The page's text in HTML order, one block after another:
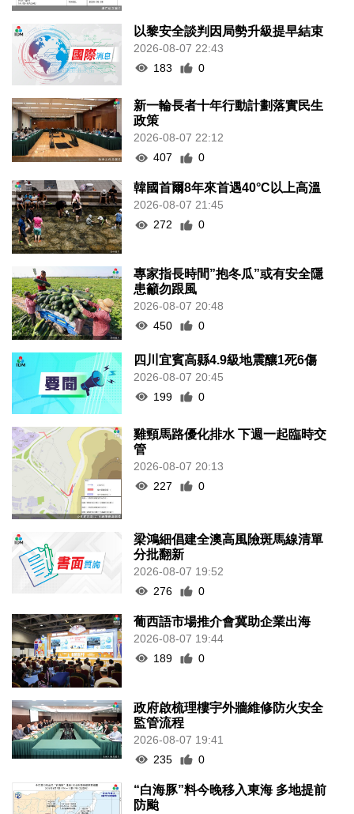
以黎安全談判因局勢升級提早結束
2026-08-07 22:43
183
0
新一輪長者十年行動計劃落實民生
政策
2026-08-07 22:12
407
0
韓國首爾8年來首遇40°C以上高溫
2026-08-07 21:45
272
0
專家指長時間”抱冬瓜”或有安全隱
患籲勿跟風
2026-08-07 20:48
450
0
四川宜賓高縣4.9級地震釀1死6傷
2026-08-07 20:45
199
0
雞頸馬路優化排水 下週一起臨時交
管
2026-08-07 20:13
227
0
梁鴻細倡建全澳高風險斑馬線清單
分批翻新
2026-08-07 19:52
276
0
葡西語市場推介會冀助企業出海
2026-08-07 19:44
189
0
政府啟梳理樓宇外牆維修防火安全
監管流程
2026-08-07 19:41
235
0
“白海豚”料今晚移入東海 多地提前
防颱